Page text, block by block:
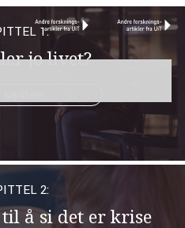
1:
jo livet?
2:
å si det er krise